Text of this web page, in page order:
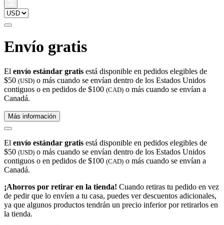
Envío gratis
El envío estándar gratis está disponible en pedidos elegibles de
$50 (USD) o más cuando se envían dentro de los Estados Unidos
contiguos o en pedidos de $100 (CAD) o más cuando se envían a
Canadá.
Más información
El envío estándar gratis está disponible en pedidos elegibles de
$50 (USD) o más cuando se envían dentro de los Estados Unidos
contiguos o en pedidos de $100 (CAD) o más cuando se envían a
Canadá.
¡Ahorros por retirar en la tienda! Cuando retiras tu pedido en vez
de pedir que lo envíen a tu casa, puedes ver descuentos adicionales,
ya que algunos productos tendrán un precio inferior por retirarlos en
la tienda.